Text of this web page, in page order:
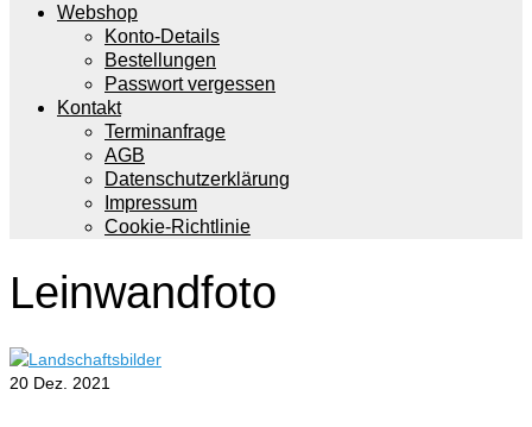
Webshop
Konto-Details
Bestellungen
Passwort vergessen
Kontakt
Terminanfrage
AGB
Datenschutzerklärung
Impressum
Cookie-Richtlinie
Leinwandfoto
20 Dez. 2021